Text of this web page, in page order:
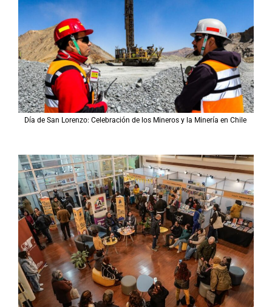
Día de San Lorenzo: Celebración de los Mineros y la Minería en Chile